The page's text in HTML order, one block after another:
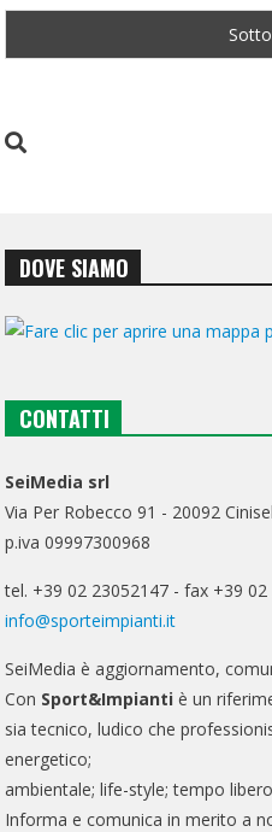
DOVE SIAMO
CONTATTI
SeiMedia srl
Via Per Robecco 91 - 20092
p.iva 09997300968
tel. +39 02 23052147 - fax +39 02
info@sporteimpianti.it
SeiMedia è aggiornamento,
Con Sport&Impianti è un
sia tecnico, ludico che
energetico;
ambientale; life-style; tempo
Informa e comunica in merito a